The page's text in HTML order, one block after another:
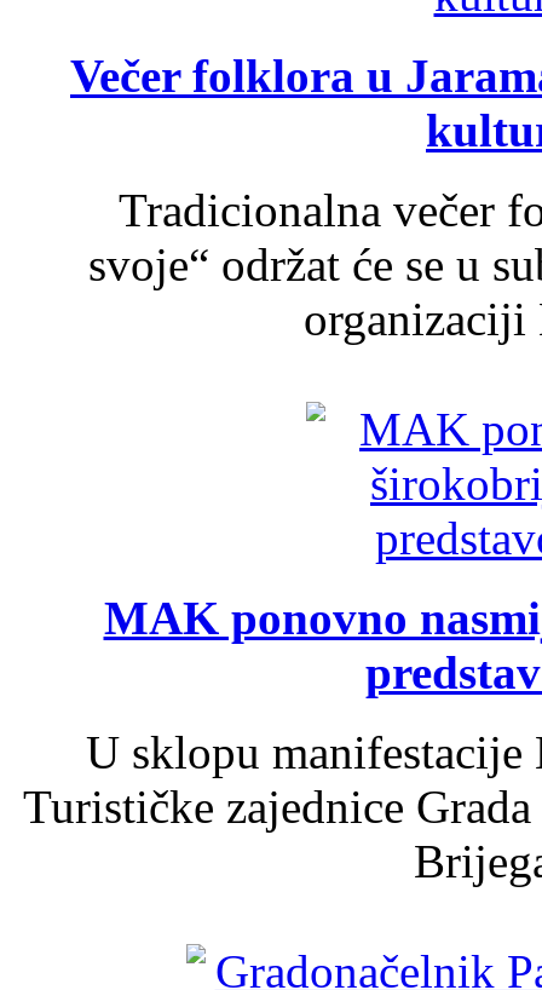
Večer folklora u
Tradicionalna večer
svoje“ održat će se u
organizaciji
MAK ponovno
U sklopu
Turističke zajednice